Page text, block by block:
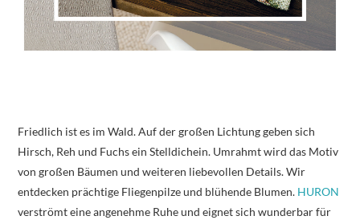
Friedlich ist es im Wald. Auf der großen Lichtung geben sich
Hirsch, Reh und Fuchs ein Stelldichein. Umrahmt wird das Motiv
von großen Bäumen und weiteren liebevollen Details. Wir
entdecken prächtige Fliegenpilze und blühende Blumen. HURON
verströmt eine angenehme Ruhe und eignet sich wunderbar für